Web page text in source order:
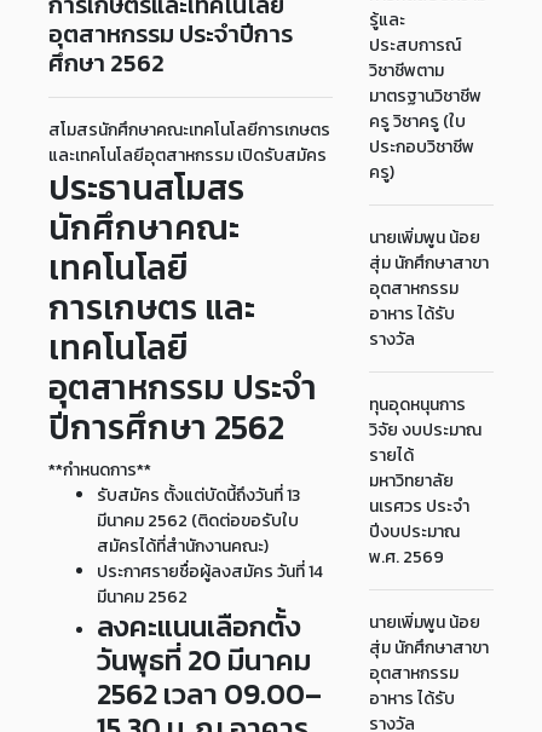
อุตสาหกรรม ประจำปีการ
ศึกษา 2562
สโมสรนักศึกษาคณะเทคโนโลยีการเกษตร
และเทคโนโลยีอุตสาหกรรม เปิดรับสมัคร
ประธานสโมสร
นักศึกษาคณะ
เทคโนโลยี
การเกษตร และ
เทคโนโลยี
อุตสาหกรรม ประจำ
ปีการศึกษา 2562
**กำหนดการ**
รับสมัคร ตั้งแต่บัดนี้ถึงวันที่ 13
มีนาคม 2562 (ติดต่อขอรับใบ
สมัครได้ที่สำนักงานคณะ)
ประกาศรายชื่อผู้ลงสมัคร วันที่ 14
มีนาคม 2562
ลงคะแนนเลือกตั้ง
วันพุธที่ 20 มีนาคม
2562 เวลา 09.00–
รู้และ
ประสบการณ์
วิชาชีพตาม
มาตรฐานวิชาชีพ
ครู วิชาครู (ใบ
ประกอบวิชาชีพ
ครู)
นายเพิ่มพูน น้อย
สุ่ม นักศึกษาสาขา
อุตสาหกรรม
อาหาร ได้รับ
รางวัล
ทุนอุดหนุนการ
วิจัย งบประมาณ
รายได้
มหาวิทยาลัย
นเรศวร ประจำ
ปีงบประมาณ
พ.ศ. 2569
นายเพิ่มพูน น้อย
สุ่ม นักศึกษาสาขา
อุตสาหกรรม
อาหาร ได้รับ
รางวัล